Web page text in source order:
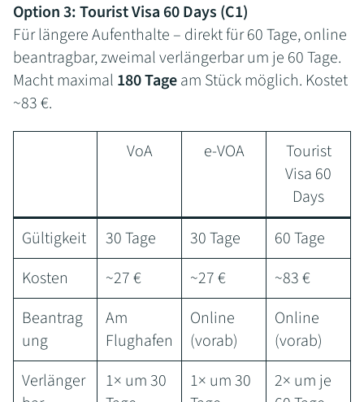
Option 3: Tourist Visa 60 Days (C1)
Für längere Aufenthalte – direkt für 60 Tage, online
beantragbar, zweimal verlängerbar um je 60 Tage.
Macht maximal 180 Tageam Stück möglich. Kostet
~83 €.
VoA e-VOA
Tourist
Visa 60
Days
Gültigkeit
30 Tage 30 Tage
60 Tage
Kosten
~27 € ~27 €
~83 €
Beantrag
ung
Am
Flughafen
Online
(vorab)
Online
(vorab)
Verlänger
1× um 30
1× um 30
2× um je